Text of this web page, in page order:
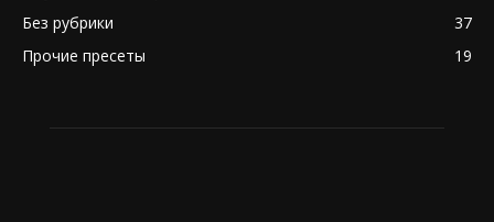
Без рубрики
37
Прочие пресеты
19